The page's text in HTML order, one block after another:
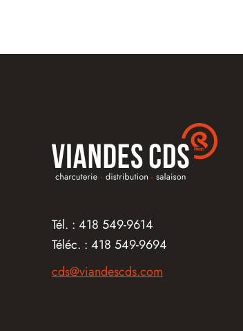
Tél. : 418 549-9614
Téléc. : 418 549-9694
cds@viandescds.com